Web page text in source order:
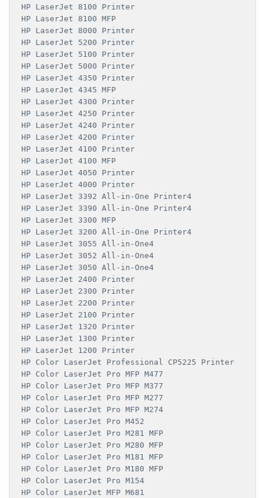
HP LaserJet 8100 Printer
HP LaserJet 8100 MFP
HP LaserJet 8000 Printer
HP LaserJet 5200 Printer
HP LaserJet 5100 Printer
HP LaserJet 5000 Printer
HP LaserJet 4350 Printer
HP LaserJet 4345 MFP
HP LaserJet 4300 Printer
HP LaserJet 4250 Printer
HP LaserJet 4240 Printer
HP LaserJet 4200 Printer
HP LaserJet 4100 Printer
HP LaserJet 4100 MFP
HP LaserJet 4050 Printer
HP LaserJet 4000 Printer
HP LaserJet 3392 All-in-One Printer4
HP LaserJet 3390 All-in-One Printer4
HP LaserJet 3300 MFP
HP LaserJet 3200 All-in-One Printer4
HP LaserJet 3055 All-in-One4
HP LaserJet 3052 All-in-One4
HP LaserJet 3050 All-in-One4
HP LaserJet 2400 Printer
HP LaserJet 2300 Printer
HP LaserJet 2200 Printer
HP LaserJet 2100 Printer
HP LaserJet 1320 Printer
HP LaserJet 1300 Printer
HP LaserJet 1200 Printer
HP Color LaserJet Professional CP5225 Printer
HP Color LaserJet Pro MFP M477
HP Color LaserJet Pro MFP M377
HP Color LaserJet Pro MFP M277
HP Color LaserJet Pro MFP M274
HP Color LaserJet Pro M452
HP Color LaserJet Pro M281 MFP
HP Color LaserJet Pro M280 MFP
HP Color LaserJet Pro M181 MFP
HP Color LaserJet Pro M180 MFP
HP Color LaserJet Pro M154
HP Color LaserJet MFP M681